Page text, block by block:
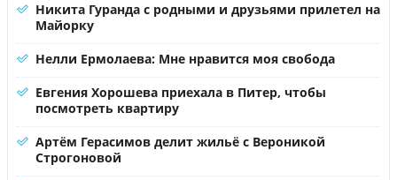
Никита Гуранда с родными и друзьями прилетел на
Майорку
Нелли Ермолаева: Мне нравится моя свобода
Евгения Хорошева приехала в Питер, чтобы
посмотреть квартиру
Артём Герасимов делит жильё с Вероникой
Строгоновой